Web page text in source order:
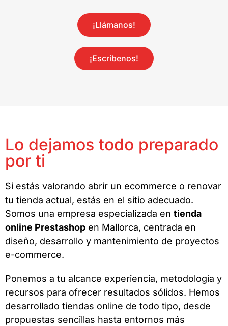
¡Llámanos!
¡Escríbenos!
Lo dejamos todo preparado
por ti
Si estás valorando abrir un ecommerce o renovar
tu tienda actual, estás en el sitio adecuado.
Somos una empresa especializada en tienda
online Prestashop en Mallorca, centrada en
diseño, desarrollo y mantenimiento de proyectos
e-commerce.
Ponemos a tu alcance experiencia, metodología y
recursos para ofrecer resultados sólidos. Hemos
desarrollado tiendas online de todo tipo, desde
propuestas sencillas hasta entornos más